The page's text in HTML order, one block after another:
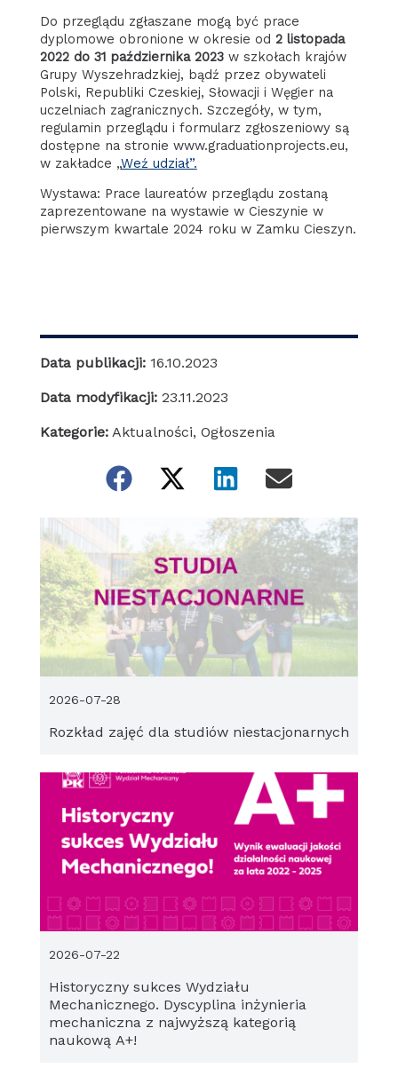
Do przeglądu zgłaszane mogą być prace
dyplomowe obronione w okresie od 2 listopada
2022 do 31 października 2023w szkołach krajów
Grupy Wyszehradzkiej, bądź przez obywateli
Polski, Republiki Czeskiej, Słowacji i Węgier na
uczelniach zagranicznych. Szczegóły, w tym,
regulamin przeglądu i formularz zgłoszeniowy są
dostępne na stronie www.graduationprojects.eu,
w zakładce „Weź udział”.
Wystawa: Prace laureatów przeglądu zostaną
zaprezentowane na wystawie w Cieszynie w
pierwszym kwartale 2024 roku w Zamku Cieszyn.
Data publikacji: 16.10.2023
Data modyfikacji: 23.11.2023
Kategorie: Aktualności, Ogłoszenia
Rozkład zajęć dla studiów niestacjonarnych
2026-07-28
Historyczny sukces Wydziału
Mechanicznego. Dyscyplina inżynieria
mechaniczna z najwyższą kategorią
naukową A+!
2026-07-22